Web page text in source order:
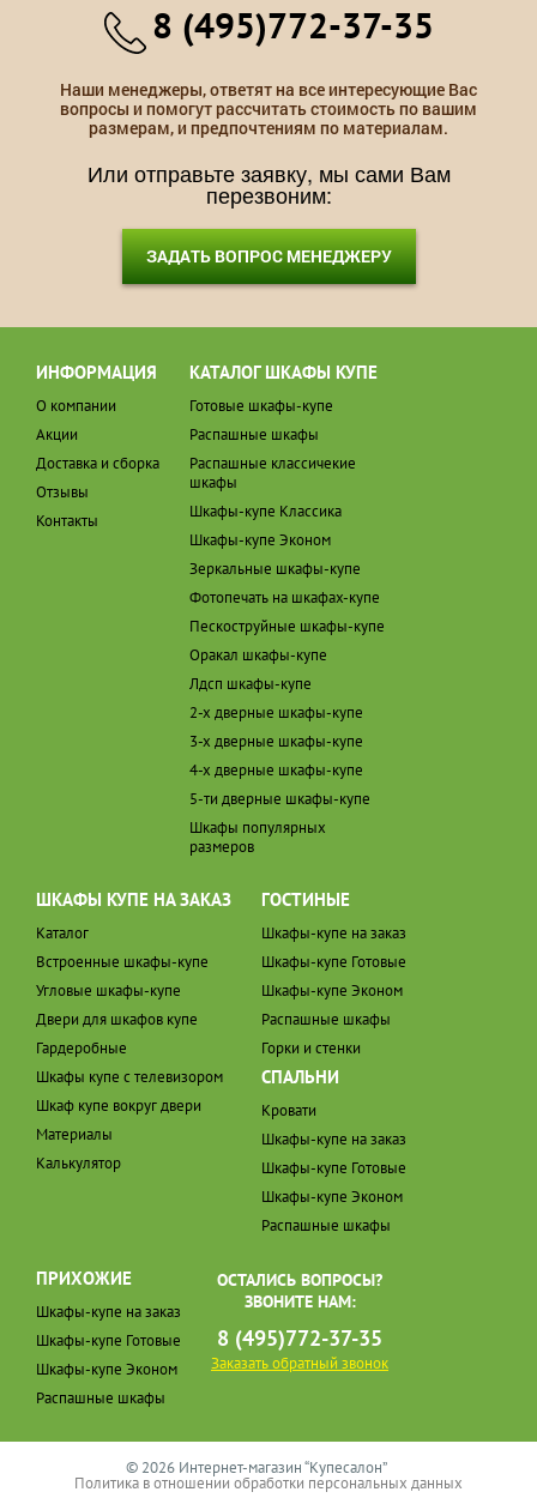
8 (495)772-37-35
Наши менеджеры, ответят на все интересующие Вас
вопросы и помогут рассчитать стоимость по вашим
размерам, и предпочтениям по материалам.
Или отправьте заявку, мы сами Вам
перезвоним:
ЗАДАТЬ ВОПРОС МЕНЕДЖЕРУ
ИНФОРМАЦИЯ
О компании
Акции
Доставка и сборка
Отзывы
Контакты
КАТАЛОГ ШКАФЫ КУПЕ
Готовые шкафы-купе
Распашные шкафы
Распашные классичекие
шкафы
Шкафы-купе Классика
Шкафы-купе Эконом
Зеркальные шкафы-купе
Фотопечать на шкафах-купе
Пескоструйные шкафы-купе
Оракал шкафы-купе
Лдсп шкафы-купе
2-х дверные шкафы-купе
3-х дверные шкафы-купе
4-х дверные шкафы-купе
5-ти дверные шкафы-купе
Шкафы популярных
размеров
ШКАФЫ КУПЕ НА ЗАКАЗ
Каталог
Встроенные шкафы-купе
Угловые шкафы-купе
Двери для шкафов купе
Гардеробные
Шкафы купе с телевизором
Шкаф купе вокруг двери
Материалы
Калькулятор
ГОСТИНЫЕ
Шкафы-купе на заказ
Шкафы-купе Готовые
Шкафы-купе Эконом
Распашные шкафы
Горки и стенки
СПАЛЬНИ
Кровати
Шкафы-купе на заказ
Шкафы-купе Готовые
Шкафы-купе Эконом
Распашные шкафы
ПРИХОЖИЕ
Шкафы-купе на заказ
Шкафы-купе Готовые
Шкафы-купе Эконом
Распашные шкафы
ОСТАЛИСЬ ВОПРОСЫ?
ЗВОНИТЕ НАМ:
8 (495)772-37-35
Заказать обратный звонок
© 2026 Интернет-магазин “Купесалон”
Политика в отношении обработки персональных данных